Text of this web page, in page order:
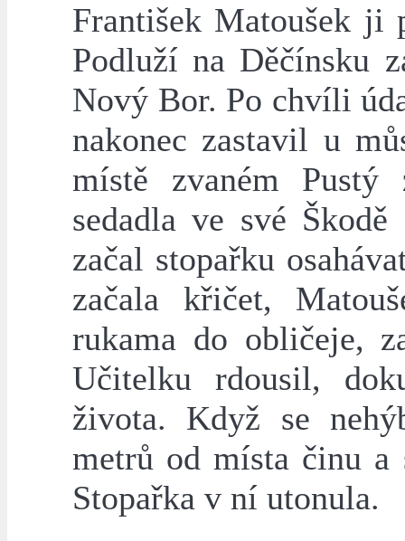
František Matoušek ji
Podluží na Děčínsku
Nový Bor. Po chvíli
nakonec zastavil u
místě zvaném
sedadla ve své
začal stopařku
začala křičet,
rukama do obličeje,
Učitelku rdousil,
života. Když se
metrů od místa činu
Stopařka v ní utonula.